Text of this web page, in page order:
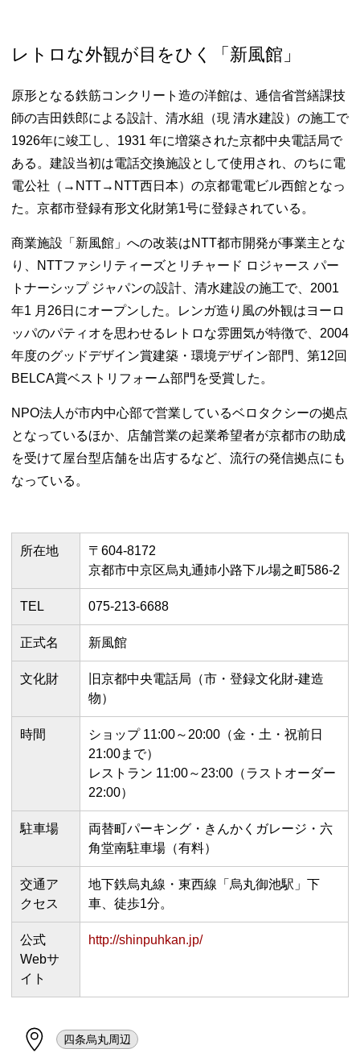
レトロな外観が目をひく「新風館」
原形となる鉄筋コンクリート造の洋館は、逓信省営繕課技
師の吉田鉄郎による設計、清水組（現 清水建設）の施工で
1926年に竣工し、1931 年に増築された京都中央電話局で
ある。建設当初は電話交換施設として使用され、のちに電
電公社（→NTT→NTT西日本）の京都電電ビル西館となっ
た。京都市登録有形文化財第1号に登録されている。
商業施設「新風館」への改装はNTT都市開発が事業主とな
り、NTTファシリティーズとリチャード ロジャース パー
トナーシップ ジャパンの設計、清水建設の施工で、2001
年1 月26日にオープンした。レンガ造り風の外観はヨーロ
ッパのパティオを思わせるレトロな雰囲気が特徴で、2004
年度のグッドデザイン賞建築・環境デザイン部門、第12回
BELCA賞ベストリフォーム部門を受賞した。
NPO法人が市内中心部で営業しているベロタクシーの拠点
となっているほか、店舗営業の起業希望者が京都市の助成
を受けて屋台型店舗を出店するなど、流行の発信拠点にも
なっている。
所在地
〒604-8172
京都市中京区烏丸通姉小路下ル場之町586-2
TEL 075-213-6688
正式名 新風館
文化財
旧京都中央電話局（市・登録文化財-建造
物）
時間
ショップ 11:00～20:00（金・土・祝前日
21:00まで）
レストラン 11:00～23:00（ラストオーダー
22:00）
駐車場
両替町パーキング・きんかくガレージ・六
角堂南駐車場（有料）
交通ア
クセス
地下鉄烏丸線・東西線「烏丸御池駅」下
車、徒歩1分。
公式
Webサ
イト
http://shinpuhkan.jp/
四条烏丸周辺